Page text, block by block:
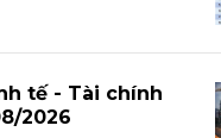
tế - Tài chính
2026